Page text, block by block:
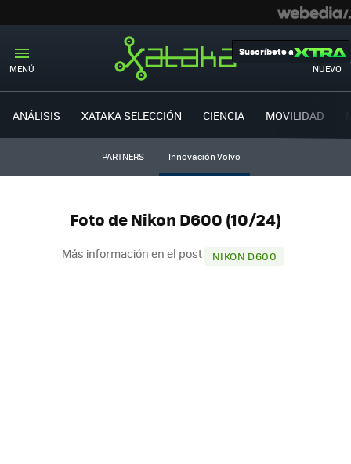
MENÚ NUEVO
Suscríbete a
ANÁLISIS XATAKA SELECCIÓN CIENCIA MOVILIDAD
PARTNERS Innovación Volvo
Foto de Nikon D600 (10/24)
Más información en el post NIKON D600